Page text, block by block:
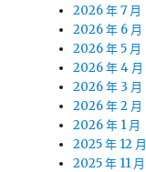
2026 年 7 月
2026 年 6 月
2026 年 5 月
2026 年 4 月
2026 年 3 月
2026 年 2 月
2026 年 1 月
2025 年 12 月
2025 年 11 月